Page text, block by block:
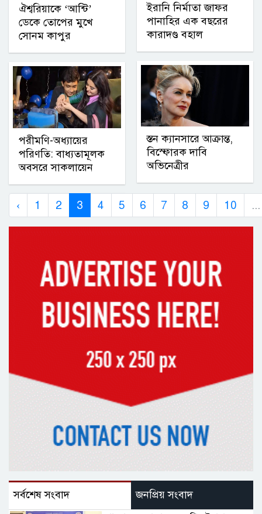
ঐশ্বরিয়াকে ‘আন্টি’
ডেকে তোপের মুখে
সোনম কাপুর
পরীমণি-অধ্যায়ের
পরিণতি: বাধ্যতামূলক
অবসরে সাকলায়েন
ইরানি নির্মাতা জাফর
পানাহির এক বছরের
কারাদণ্ড বহাল
স্তন ক্যানসারে আক্রান্ত,
বিস্ফোরক দাবি
অভিনেত্রীর
‹ 1 2 3 4 5 6 7 8 9 10 ...
সর্বশেষ সংবাদ জনপ্রিয় সংবাদ